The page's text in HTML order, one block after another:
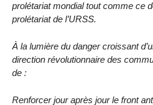
prolétariat mondial tout comme ce
prolétariat de l’URSS.
À la lumière du danger croissant
direction révolutionnaire des
de :
Renforcer jour après jour le front